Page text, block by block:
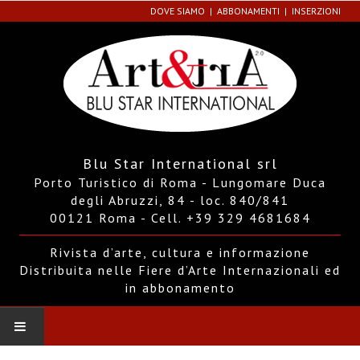
DOVE SIAMO ABBONAMENTI INSERZIONI
Blu Star International srl
Porto Turistico di Roma - Lungomare Duca
degli Abruzzi, 84 - loc. 840/841
00121 Roma - Cell. +39 329 4681684
Rivista d’arte, cultura e informazione
Distribuita nelle Fiere d’Arte Internazionali ed
in abbonamento